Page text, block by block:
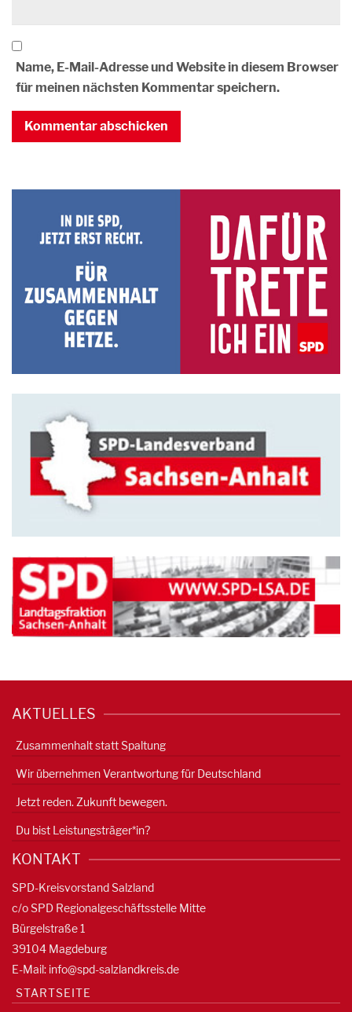
Name, E-Mail-Adresse und Website in diesem Browser
für meinen nächsten Kommentar speichern.
AKTUELLES
Zusammenhalt statt Spaltung
Wir übernehmen Verantwortung für Deutschland
Jetzt reden. Zukunft bewegen.
Du bist Leistungsträger*in?
KONTAKT
SPD-Kreisvorstand Salzland
c/o SPD Regionalgeschäftsstelle Mitte
Bürgelstraße 1
39104 Magdeburg
E-Mail: info@spd-salzlandkreis.de
STARTSEITE